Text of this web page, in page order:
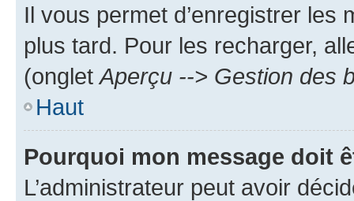
Il vous permet d’enregistrer
plus tard. Pour les recharger,
(onglet Aperçu --> Gestion des
Haut
Pourquoi mon message doit
L’administrateur peut avoir